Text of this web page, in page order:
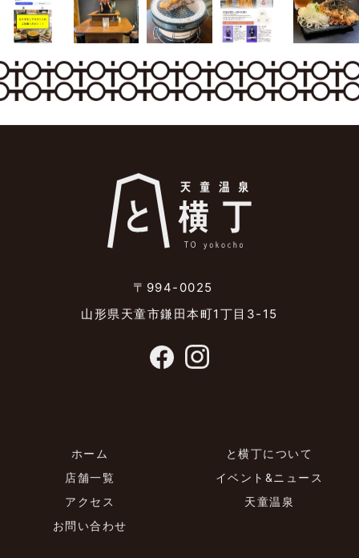
ホーム
と横丁について
店舗一覧
イベント&ニュース
アクセス